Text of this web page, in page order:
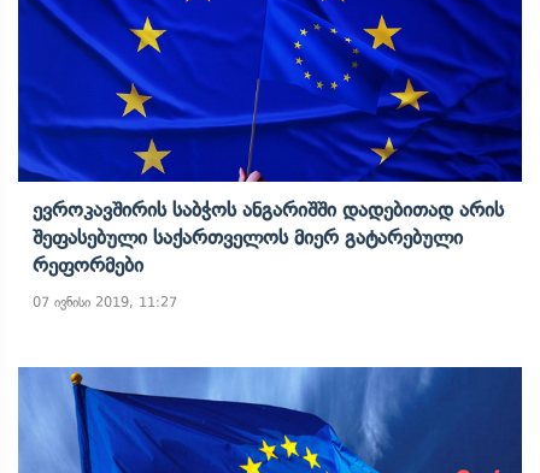
Ევროკავშირის Საბჭოს Ანგარიშში Დადებითად Არის
Შეფასებული Საქართველოს Მიერ Გატარებული
Რეფორმები
07 ივნისი 2019, 11:27